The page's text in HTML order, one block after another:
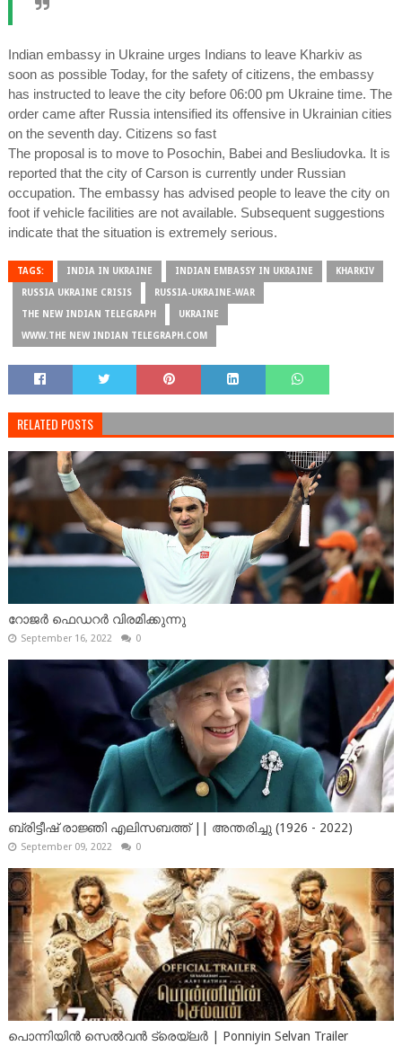
Indian embassy in Ukraine urges Indians to leave Kharkiv as
soon as possible Today, for the safety of citizens, the embassy
has instructed to leave the city before 06:00 pm Ukraine time. The
order came after Russia intensified its offensive in Ukrainian cities
on the seventh day. Citizens so fast
The proposal is to move to Posochin, Babei and Besliudovka. It is
reported that the city of Carson is currently under Russian
occupation. The embassy has advised people to leave the city on
foot if vehicle facilities are not available. Subsequent suggestions
indicate that the situation is extremely serious.
TAGS: INDIA IN UKRAINE INDIAN EMBASSY IN UKRAINE KHARKIV
RUSSIA UKRAINE CRISIS RUSSIA-UKRAINE-WAR
THE NEW INDIAN TELEGRAPH UKRAINE
WWW.THE NEW INDIAN TELEGRAPH.COM
RELATED POSTS
റോജർ ഫെഡറർ വിരമിക്കുന്നു
September 16, 2022 0
ബ്രിട്ടീഷ് രാജ്ഞി എലിസബത്ത് || അന്തരിച്ചു (1926 - 2022)
September 09, 2022 0
പൊന്നിയിൻ സെൽവൻ ട്രെയ്‌ലർ | Ponniyin Selvan Trailer